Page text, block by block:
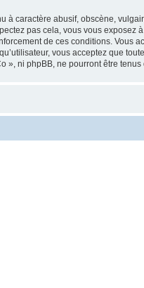
à caractère abusif, obscène,
pas cela, vous vous exposez
de ces conditions. Vous
vous acceptez que
», ni phpBB, ne pourront être